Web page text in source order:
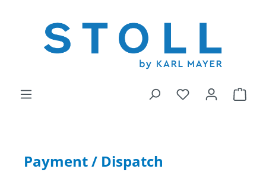
Du hast 0
Payment / Dispatch